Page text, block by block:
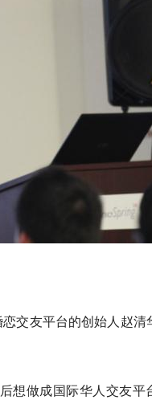
交友平台的创始人赵清
想做成国际华人交友平